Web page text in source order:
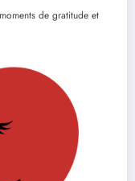
de gratitude et